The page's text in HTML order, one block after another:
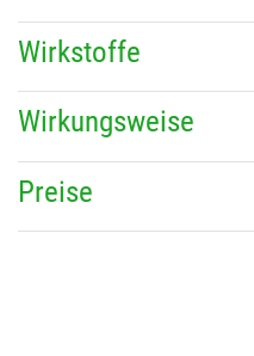
Wirkstoffe
Wirkungsweise
Preise